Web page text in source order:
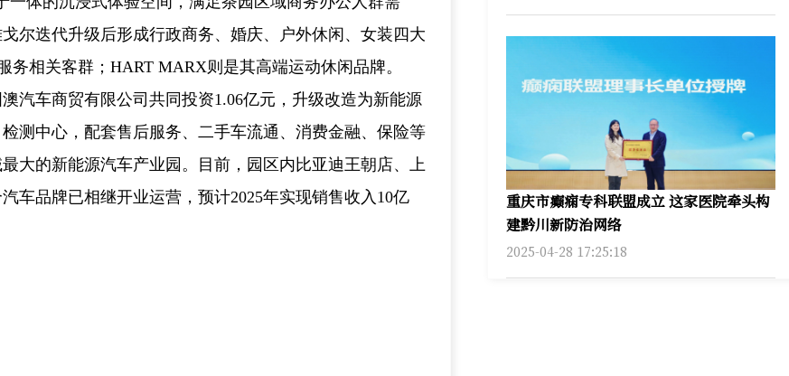
尔迭代升级后形成行政商务、婚庆、户外休闲、女装四大
相关客群；HART MARX则是其高端运动休闲品牌。
汽车商贸有限公司共同投资1.06亿元，升级改造为新能源
测中心，配套售后服务、二手车流通、消费金融、保险等
大的新能源汽车产业园。目前，园区内比亚迪王朝店、上
车品牌已相继开业运营，预计2025年实现销售收入10亿
重庆市癫痫专科联盟成立 这家医院牵头构
建黔川新防治网络
2025-04-28 17:25:18